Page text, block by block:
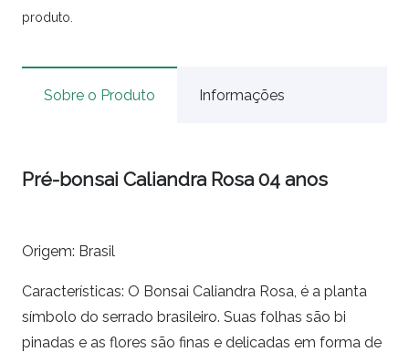
produto.
Sobre o Produto Informações
Pré-bonsai Caliandra Rosa 04 anos
Origem: Brasil
Características: O Bonsai Caliandra Rosa, é a planta
símbolo do serrado brasileiro. Suas folhas são bi
pinadas e as flores são finas e delicadas em forma de